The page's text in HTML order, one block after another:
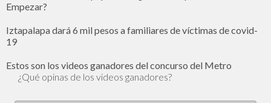
Empezar?
Iztapalapa dará 6 mil pesos a familiares de víctimas de covid-
19
Estos son los videos ganadores del concurso del Metro
¿Qué opinas de los videos ganadores?